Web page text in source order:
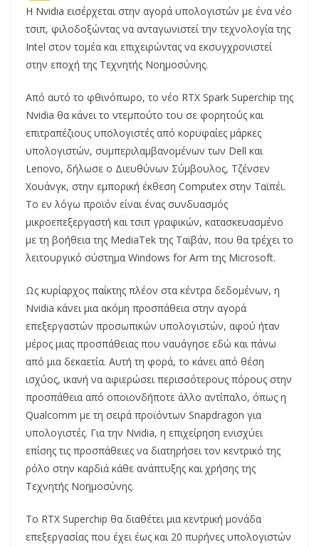
Η Nvidia εισέρχεται στην αγορά υπολογιστών με ένα νέο
τσιπ, φιλοδοξώντας να ανταγωνιστεί την τεχνολογία της
Intel στον τομέα και επιχειρώντας να εκσυγχρονιστεί
στην εποχή της Τεχνητής Νοημοσύνης.
Από αυτό το φθινόπωρο, το νέο RTX Spark Superchip της
Nvidia θα κάνει το ντεμπούτο του σε φορητούς και
επιτραπέζιους υπολογιστές από κορυφαίες μάρκες
υπολογιστών, συμπεριλαμβανομένων των Dell και
Lenovo, δήλωσε ο Διευθύνων Σύμβουλος, Τζένσεν
Χουάνγκ, στην εμπορική έκθεση Computex στην Ταϊπέι.
Το εν λόγω προϊόν είναι ένας συνδυασμός
μικροεπεξεργαστή και τσιπ γραφικών, κατασκευασμένο
με τη βοήθεια της MediaTek της Ταϊβάν, που θα τρέχει το
λειτουργικό σύστημα Windows for Arm της Microsoft.
Ως κυρίαρχος παίκτης πλέον στα κέντρα δεδομένων, η
Nvidia κάνει μια ακόμη προσπάθεια στην αγορά
επεξεργαστών προσωπικών υπολογιστών, αφού ήταν
μέρος μιας προσπάθειας που ναυάγησε εδώ και πάνω
από μια δεκαετία. Αυτή τη φορά, το κάνει από θέση
ισχύος, ικανή να αφιερώσει περισσότερους πόρους στην
προσπάθεια από οποιονδήποτε άλλο αντίπαλο, όπως η
Qualcomm με τη σειρά προϊόντων Snapdragon για
υπολογιστές. Για την Nvidia, η επιχείρηση ενισχύει
επίσης τις προσπάθειες να διατηρήσει τον κεντρικό της
ρόλο στην καρδιά κάθε ανάπτυξης και χρήσης της
Τεχνητής Νοημοσύνης.
Το RTX Superchip θα διαθέτει μια κεντρική μονάδα
επεξεργασίας που έχει έως και 20 πυρήνες υπολογιστών